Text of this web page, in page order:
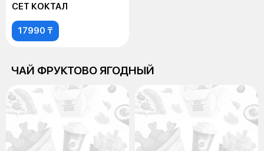
СЕТ КОКТАЛ
17990 ₸
ЧАЙ ФРУКТОВО ЯГОДНЫЙ